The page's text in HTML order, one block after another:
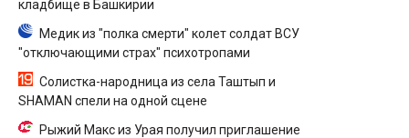
кладбище в Башкирии
Медик из "полка смерти" колет солдат ВСУ
"отключающими страх" психотропами
Солистка-народница из села Таштып и
SHAMAN спели на одной сцене
Рыжий Макс из Урая получил приглашение